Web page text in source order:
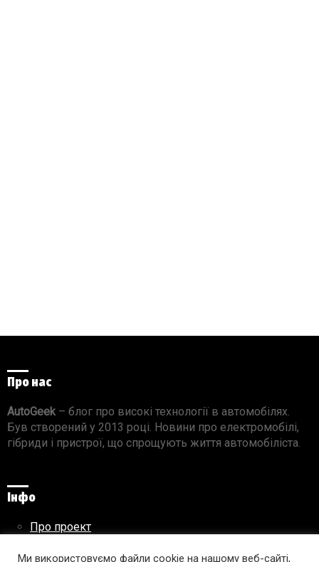
Про нас
AutoGeek– блог про високі технології в автомобілях.
Був створений у 2013 році. Новини про електромобілі,
гібриди і пристрої, що спрощують життя автомобіліста.
Інфо
Про проект
Правила використання матеріалів
Ми використовуємо файли cookie на нашому веб-сайті,